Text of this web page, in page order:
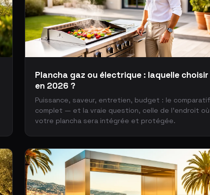
Plancha gaz ou électrique : laquelle choisir
en 2026 ?
Puissance, saveur, entretien, budget : le comparatif
complet — et la vraie question, celle de l’endroit où
votre plancha sera intégrée et protégée.